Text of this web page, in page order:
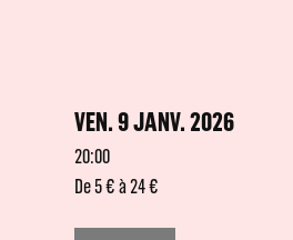
VEN. 9 JANV. 2026
20:00
De 5 € à 24 €